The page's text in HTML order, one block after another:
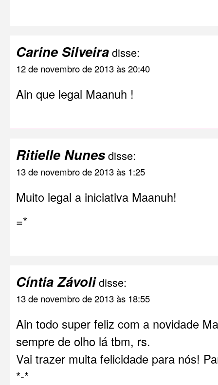
Carine Silveiradisse:
12 de novembro de 2013 às 20:40
Ain que legal Maanuh !
Ritielle Nunesdisse:
13 de novembro de 2013 às 1:25
Muito legal a iniciativa Maanuh!
=*
Cíntia Závolidisse:
13 de novembro de 2013 às 18:55
Ain todo super feliz com a novidade
sempre de olho lá tbm, rs.
Vai trazer muita felicidade para nós!
*-*